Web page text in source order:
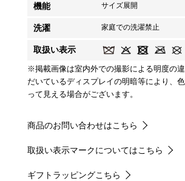
機能 サイズ展開
洗濯 家庭での洗濯禁止
取扱い表示
※掲載画像は室内外での撮影による明度の
だいているディスプレイの明暗等により、
って見える場合がございます。
商品のお問い合わせはこちら
取扱い表示マークについてはこちら
ギフトラッピングこちら